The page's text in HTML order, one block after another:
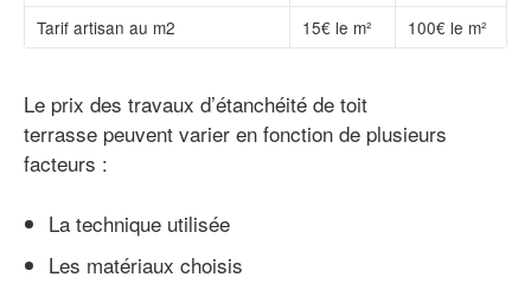
Tarif artisan au m2 15€ le m² 100€ le m²
Le prix des travaux d’étanchéité de toit
terrasse peuvent varier en fonction de plusieurs
facteurs :
La technique utilisée
Les matériaux choisis